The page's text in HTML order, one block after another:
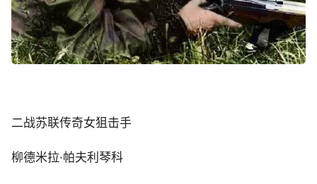
二战苏联传奇女狙击手
柳德米拉·帕夫利琴科